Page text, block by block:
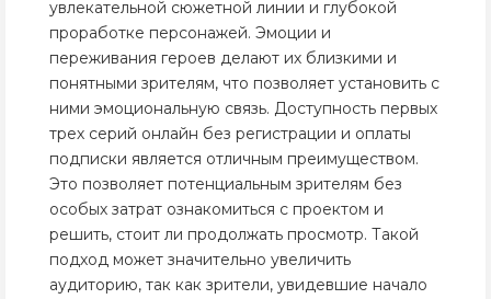
увлекательной сюжетной линии и глубокой
проработке персонажей. Эмоции и
переживания героев делают их близкими и
понятными зрителям, что позволяет установить с
ними эмоциональную связь. Доступность первых
трех серий онлайн без регистрации и оплаты
подписки является отличным преимуществом.
Это позволяет потенциальным зрителям без
особых затрат ознакомиться с проектом и
решить, стоит ли продолжать просмотр. Такой
подход может значительно увеличить
аудиторию, так как зрители, увидевшие начало